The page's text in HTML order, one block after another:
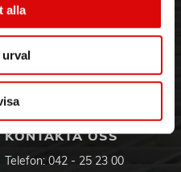
alla
30.3 x 44.8
Ansökan om RMA
Godsefterlysning & Felleverans
Integritetspolicy
Om cookies
KONTAKTA OSS
Telefon: 042 - 25 23 00